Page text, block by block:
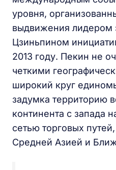
уровня,
выдвижения лидером
Цзиньпином
2013 году. Пекин не
четкими
широкий круг
задумка территорию
континента с запада
сетью торговых
Средней Азией и